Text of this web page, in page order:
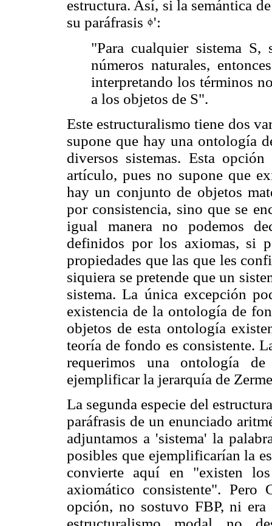
estructura. Así, si la semántica
su paráfrasis
':
"Para cualquier sistema
números naturales,
interpretando los términos
a los objetos de S".
Este estructuralismo tiene dos
supone que hay una ontología
diversos sistemas. Esta
artículo, pues no supone que
hay un conjunto de objetos
por consistencia, sino que se
igual manera no podemos
definidos por los axiomas, si
propiedades que las que les
siquiera se pretende que un
sistema. La única excepción
existencia de la ontología de
objetos de esta ontología
teoría de fondo es consistente.
requerimos una ontología
ejemplificar la jerarquía de
La segunda especie del
paráfrasis de un enunciado
adjuntamos a 'sistema' la
posibles que ejemplificarían la
convierte aquí en "existen
axiomático consistente". Pero
opción, no sostuvo FBP, ni